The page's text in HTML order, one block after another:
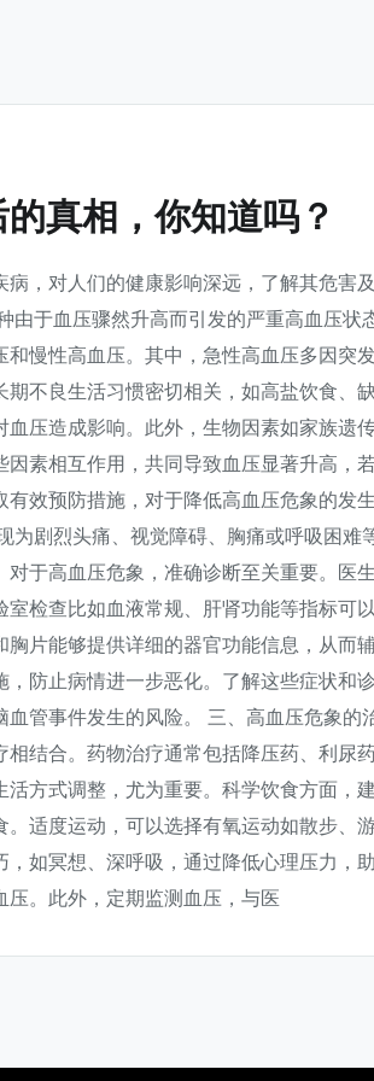
真相，你知道吗？
，对人们的健康影响深远，了解其危害
由于血压骤然升高而引发的严重高血压
慢性高血压。其中，急性高血压多因突
期不良生活习惯密切相关，如高盐饮食、
压造成影响。此外，生物因素如家族遗
因素相互作用，共同导致血压显著升高，
效预防措施，对于降低高血压危象的发
为剧烈头痛、视觉障碍、胸痛或呼吸困难
于高血压危象，准确诊断至关重要。医
检查比如血液常规、肝肾功能等指标可
胸片能够提供详细的器官功能信息，从而
防止病情进一步恶化。了解这些症状和
管事件发生的风险。 三、高血压危象的
结合。药物治疗通常包括降压药、利尿
方式调整，尤为重要。科学饮食方面，
适度运动，可以选择有氧运动如散步、
如冥想、深呼吸，通过降低心理压力，
。此外，定期监测血压，与医